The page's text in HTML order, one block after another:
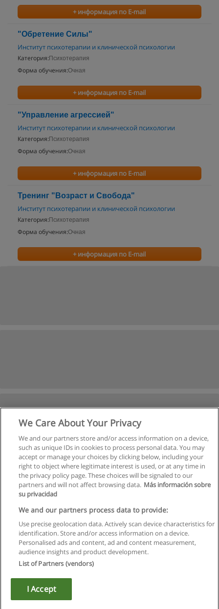
+ информация по E-mail
"Обретение Силы"
Институт психотерапии и клинической психологии
Категория: Психотерапия
Форма обучения:Очная
+ информация по E-mail
"Управление агрессией"
Институт психотерапии и клинической психологии
Категория: Психотерапия
Форма обучения:Очная
+ информация по E-mail
Тренинг "Возраст и Свобода"
Институт психотерапии и клинической психологии
Категория: Психотерапия
Форма обучения:Очная
+ информация по E-mail
Следующая
из
Правила пользования
Конфиденциальность информации
Copyright © Educaedu Business S.L. - CIF : B-95610580: -
We Care About Your Privacy
We and our partners store and/or access information on a device,
such as unique IDs in cookies to process personal data. You may
accept or manage your choices by clicking below, including your
right to object where legitimate interest is used, or at any time in
the privacy policy page. These choices will be signaled to our
partners and will not affect browsing data. Más información sobre
su privacidad
We and our partners process data to provide:
Use precise geolocation data. Actively scan device characteristics for
identification. Store and/or access information on a device.
Personalised ads and content, ad and content measurement,
audience insights and product development.
List of Partners (vendors)
I Accept